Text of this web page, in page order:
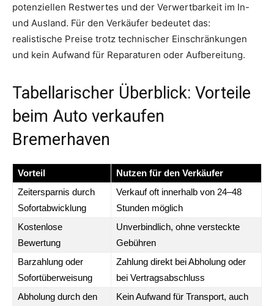
potenziellen Restwertes und der Verwertbarkeit im In-
und Ausland. Für den Verkäufer bedeutet das:
realistische Preise trotz technischer Einschränkungen
und kein Aufwand für Reparaturen oder Aufbereitung.
Tabellarischer Überblick: Vorteile
beim Auto verkaufen
Bremerhaven
Vorteil
Nutzen für den Verkäufer
Zeitersparnis durch
Sofortabwicklung
Verkauf oft innerhalb von 24–48
Stunden möglich
Kostenlose
Bewertung
Unverbindlich, ohne versteckte
Gebühren
Barzahlung oder
Sofortüberweisung
Zahlung direkt bei Abholung oder
bei Vertragsabschluss
Abholung durch den
Kein Aufwand für Transport, auch